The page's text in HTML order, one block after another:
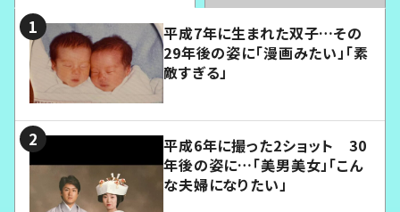
平成7年に生まれた双子…その
29年後の姿に「漫画みたい」「素
敵すぎる」
平成6年に撮った2ショット 30
年後の姿に…「美男美女」「こん
な夫婦になりたい」